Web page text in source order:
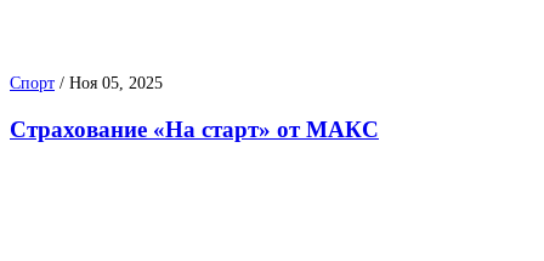
Спорт / Ноя 05, 2025
Страхование «На старт» от МАКС